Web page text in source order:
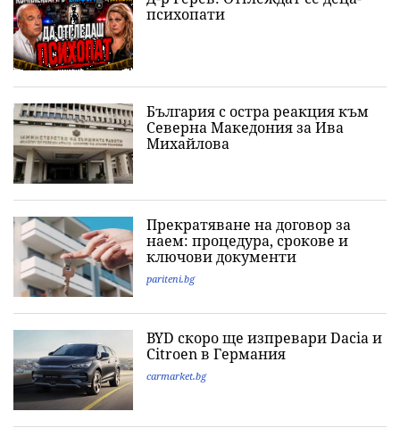
психопати
България с остра реакция към
Северна Македония за Ива
Михайлова
Прекратяване на договор за
наем: процедура, срокове и
ключови документи
pariteni.bg
BYD скоро ще изпревари Dacia и
Citroеn в Германия
carmarket.bg